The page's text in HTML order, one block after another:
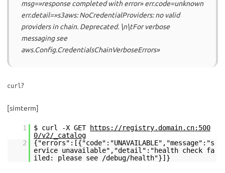
msg=»response completed with error» err.code=unknown
err.detail=»s3aws: NoCredentialProviders: no valid
providers in chain. Deprecated. \n\tFor verbose
messaging see
aws.Config.CredentialsChainVerboseErrors»
curl?
[simterm]
1 $ curl -X GET https://registry.domain.cn:500
0/v2/_catalog
2
{"errors":[{"code":"UNAVAILABLE","message":"s
ervice unavailable","detail":"health check fa
iled: please see /debug/health"}]}